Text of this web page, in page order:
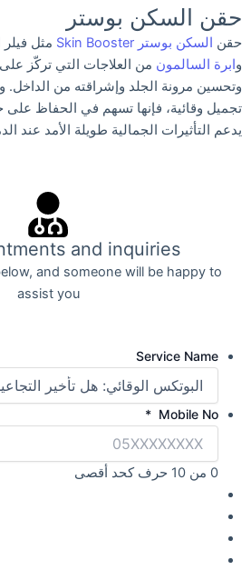
حقن السكن بوستر
حقن السكن بوستر Skin Booster
مثل فيلر
وابرة السالمون من العلاجات التي تركّز
وتحسين مرونة الجلد وإشراقته من
تجميل وقائية، فإنها تسهم في الحفاظ على
يدعم التأثيرات الجمالية طويلة الأمد عند
and inquiries
and someone will be happy to
assist you
Service Name
Mobile No
*
0 من 10 حرف كحد أقصى